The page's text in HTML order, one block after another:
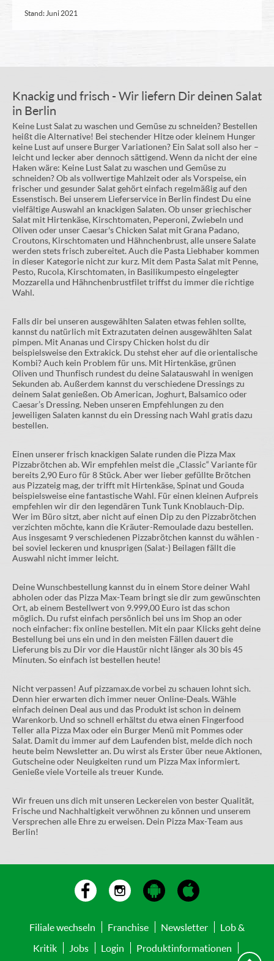
Stand: Juni 2021
Knackig und frisch - Wir liefern Dir deinen Salat
in Berlin
Keine Lust Salat zu waschen und Gemüse zu schneiden? Bestellen
heißt die Alternative! Bei stechender Hitze oder kleinem Hunger
keine Lust auf unsere Burger Variationen? Ein Salat soll also her –
leicht und lecker aber dennoch sättigend. Wenn da nicht der eine
Haken wäre: Keine Lust Salat zu waschen und Gemüse zu
schneiden? Ob als vollwertige Mahlzeit oder als Vorspeise, ein
frischer und gesunder Salat gehört einfach regelmäßig auf den
Essenstisch. Bei unserem Lieferservice in Berlin findest Du eine
vielfältige Auswahl an knackigen Salaten. Ob unser griechischer
Salat mit Hirtenkäse, Kirschtomaten, Peperoni, Zwiebeln und
Oliven oder unser Caesar's Chicken Salat mit Grana Padano,
Croutons, Kirschtomaten und Hähnchenbrust, alle unsere Salate
werden stets frisch zubereitet. Auch die Pasta Liebhaber kommen
in dieser Kategorie nicht zur kurz. Mit dem Pasta Salat mit Penne,
Pesto, Rucola, Kirschtomaten, in Basilikumpesto eingelegter
Mozzarella und Hähnchenbrustfilet triffst du immer die richtige
Wahl.
Falls dir bei unseren ausgewählten Salaten etwas fehlen sollte,
kannst du natürlich mit Extrazutaten deinen ausgewählten Salat
pimpen. Mit Ananas und Cirspy Chicken holst du dir
beispielsweise den Extrakick. Du stehst eher auf die orientalische
Kombi? Auch kein Problem für uns. Mit Hirtenkäse, grünen
Oliven und Thunfisch rundest du deine Salatauswahl in wenigen
Sekunden ab. Außerdem kannst du verschiedene Dressings zu
deinem Salat genießen. Ob American, Joghurt, Balsamico oder
Caesar’s Dressing. Neben unseren Empfehlungen zu den
jeweiligen Salaten kannst du ein Dressing nach Wahl gratis dazu
bestellen.
Einen unserer frisch knackigen Salate runden die Pizza Max
Pizzabrötchen ab. Wir empfehlen meist die „Classic“ Variante für
bereits 2,90 Euro für 8 Stück. Aber wer lieber gefüllte Brötchen
aus Pizzateig mag, der trifft mit Hirtenkäse, Spinat und Gouda
beispielsweise eine fantastische Wahl. Für einen kleinen Aufpreis
empfehlen wir dir den legendären Tunk Tunk Knoblauch-Dip.
Wer im Büro sitzt, aber nicht auf einen Dip zu den Pizzabrötchen
verzichten möchte, kann die Kräuter-Remoulade dazu bestellen.
Aus insgesamt 9 verschiedenen Pizzabrötchen kannst du wählen -
bei soviel leckeren und knusprigen (Salat-) Beilagen fällt die
Auswahl nicht immer leicht.
Deine Wunschbestellung kannst du in einem Store deiner Wahl
abholen oder das Pizza Max-Team bringt sie dir zum gewünschten
Ort, ab einem Bestellwert von 9.999,00 Euro ist das schon
möglich. Du rufst einfach persönlich bei uns im Shop an oder
noch einfacher: fix online bestellen. Mit ein paar Klicks geht deine
Bestellung bei uns ein und in den meisten Fällen dauert die
Lieferung bis zu Dir vor die Haustür nicht länger als 30 bis 45
Minuten. So einfach ist bestellen heute!
Nicht verpassen! Auf pizzamax.de vorbei zu schauen lohnt sich.
Denn hier erwarten dich immer neuer Online-Deals. Wähle
einfach deinen Deal aus und das Produkt ist schon in deinem
Warenkorb. Und so schnell erhältst du etwa einen Fingerfood
Teller alla Pizza Max oder ein Burger Menü mit Pommes oder
Salat. Damit du immer auf dem Laufenden bist, melde dich noch
heute beim Newsletter an. Du wirst als Erster über neue Aktionen,
Gutscheine oder Neuigkeiten rund um Pizza Max informiert.
Genieße viele Vorteile als treuer Kunde.
Wir freuen uns dich mit unseren Leckereien von bester Qualität,
Frische und Nachhaltigkeit verwöhnen zu können und unserem
Versprechen alle Ehre zu erweisen. Dein Pizza Max-Team aus
Berlin!
Filiale wechseln Franchise Newsletter
Lob &
Kritik
Jobs Login Produktinformationen